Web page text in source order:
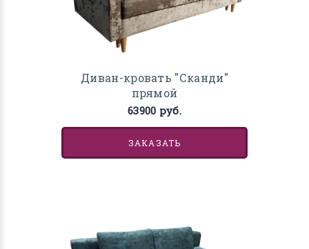
Диван-кровать "Сканди"
прямой
63900 руб.
ЗАКАЗАТЬ